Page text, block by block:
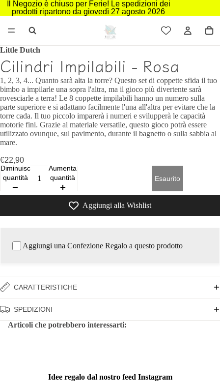
Il Negozio è chiuso per Ferie! Le spedizioni dei
prodotti ripartono da giovedì 27 agosto 2026
Little Dutch
Cilindri Impilabili - Rosa
1, 2, 3, 4... Quanto sarà alta la torre? Questo set di coppette sfida il tuo
bimbo a impilarle una sopra l'altra, ma il gioco più divertente sarà
rovesciarle a terra! Le 8 coppette impilabili hanno un numero sulla
parte superiore e si adattano facilmente l'una all'altra per evitare che la
torre cada. Il tuo piccolo imparerà i numeri e svilupperà le capacità
motorie fini. Grazie al materiale versatile, questo gioco potrà essere
utilizzato ovunque, sul pavimento, durante il bagnetto o sulla sabbia al
mare.
€22,90
Diminuisci
quantità
Aumenta
quantità
Esaurito
Aggiungi alla Wishlist
Aggiungi una Confezione Regalo a questo prodotto
CARATTERISTICHE
SPEDIZIONI
Articoli che potrebbero interessarti:
Idee regalo dal nostro feed Instagram